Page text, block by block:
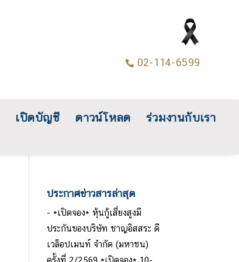
 02-114-6599
เปิดบัญชี ดาวน์โหลด ร่วมงานกับเรา
ประกาศข่าวสารล่าสุด
*เปิดจอง* หุ้นกู้เสี่ยงสูงมี
ประกันของบริษัท ชาญอิสสระ ดี
เวล็อปเมนท์ จำกัด (มหาชน)
ครั้งที่ 2/2569 *เปิดจอง* 10-